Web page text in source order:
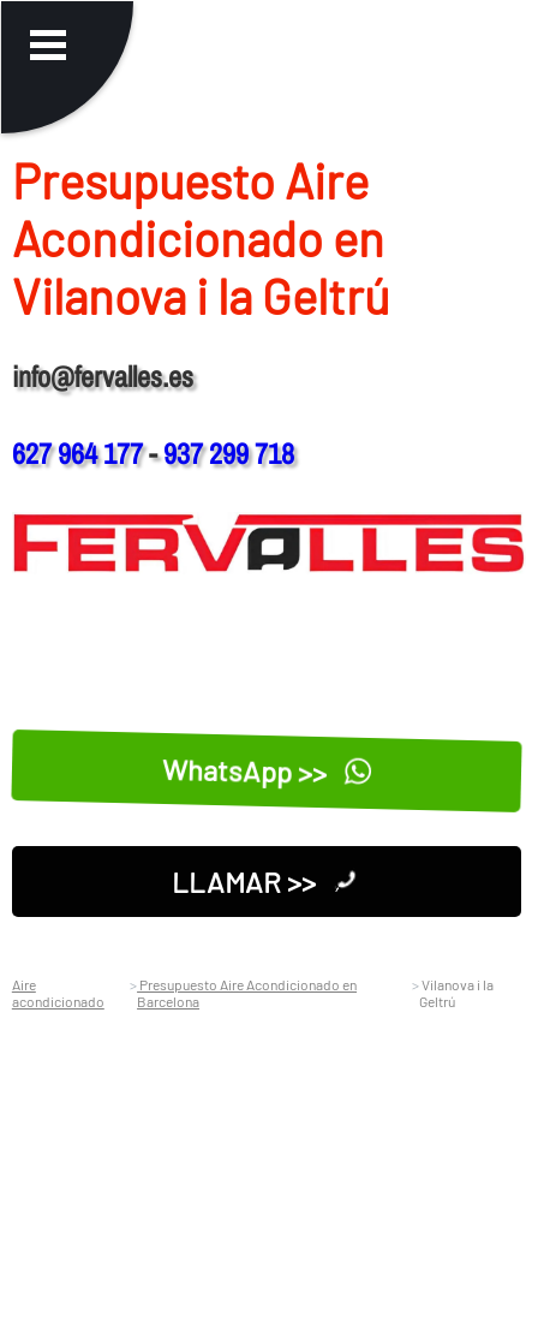
Presupuesto Aire
Acondicionado en
Vilanova i la Geltrú
info@fervalles.es
627 964 177-937 299 718
WhatsApp >>
LLAMAR >>
Aire
acondicionado
Presupuesto Aire Acondicionado en
Barcelona
Vilanova i la
Geltrú